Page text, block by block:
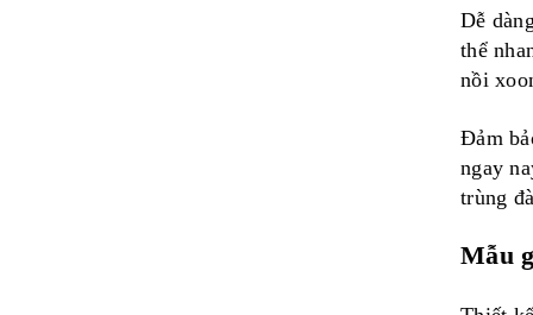
Dễ
thể
nồi
Đảm
ngay
trùng
Mẫu